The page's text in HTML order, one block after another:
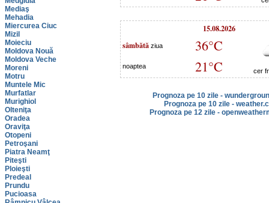
Mediaş
Mehadia
Miercurea Ciuc
Mizil
Moieciu
Moldova Nouă
Moldova Veche
Moreni
Motru
Muntele Mic
Murfatlar
Murighiol
Olteniţa
Oradea
Oraviţa
Otopeni
Petroşani
Piatra Neamţ
Piteşti
Ploieşti
Predeal
Prundu
Pucioasa
15.08.2026
sâmbătă ziua 36°C
cer
noaptea 21°C
Prognoza pe 10 zile -
Prognoza pe 10 zile -
Prognoza pe 12 zile -